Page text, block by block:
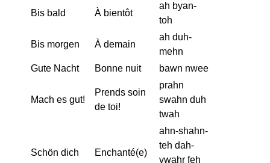
Bis bald À bientôt
ah byan-
toh
Bis morgen À demain
ah duh-
mehn
Gute Nacht
Bonne nuit bawn nwee
Mach es gut!
Prends soin
de toi!
prahn
swahn duh
twah
Schön dich
Enchanté(e)
ahn-shahn-
teh dah-
vwahr feh